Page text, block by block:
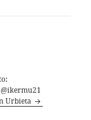
Urbieta